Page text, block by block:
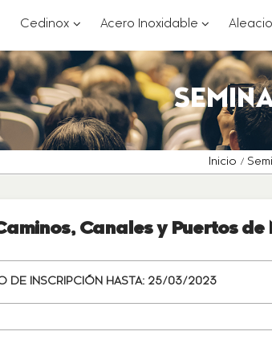
Cedinox???
Acero Inoxidable???
Inicio
Canales y Puertos de
DE INSCRIPCIÓN HASTA: 25/03/2023